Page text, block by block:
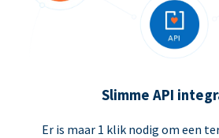
Slimme API
Er is maar 1 klik nodig om een